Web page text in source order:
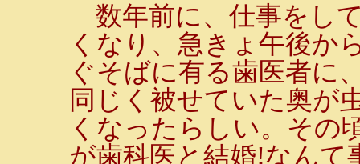
数年前に、仕事をし
くなり、急きょ午後か
ぐそばに有る歯医者に
同じく被せていた奥が
くなったらしい。その
が歯科医と結婚!なんて